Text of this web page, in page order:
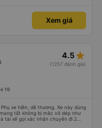
Xem giá
4.5 star_rate
(1257 đánh giá)
19
xe hiền, dễ thương. Xe này dùng
tất không bị mắc vô dép như
tài xế gọi xác nhận chuyến đi 2
khách nào chưa ra kịp phụ xe có